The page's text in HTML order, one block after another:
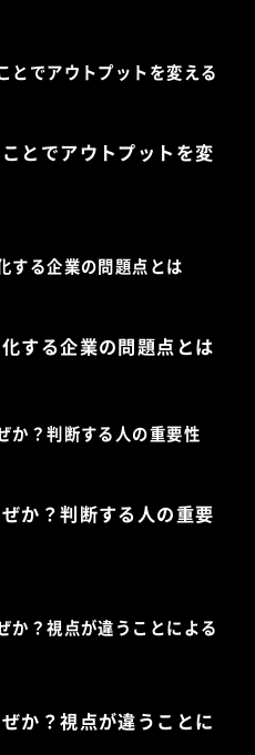
とでアウトプットを変
する企業の問題点とは
か？判断する人の重要
か？視点が違うことに